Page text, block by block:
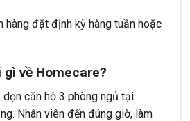
hàng đặt định kỳ hàng tuần hoặc
về Homecare?
dọn căn hộ 3 phòng ngủ tại
Nhân viên đến đúng giờ, làm